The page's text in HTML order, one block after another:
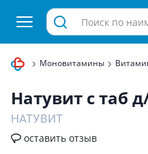
бады Моновитамины
Натувит с таб
НАТУВИТ
оставить отзыв